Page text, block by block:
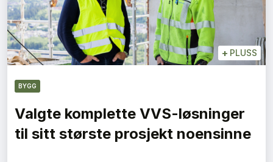
+ PLUSS
BYGG
Valgte komplette VVS-løsninger
til sitt største prosjekt noensinne